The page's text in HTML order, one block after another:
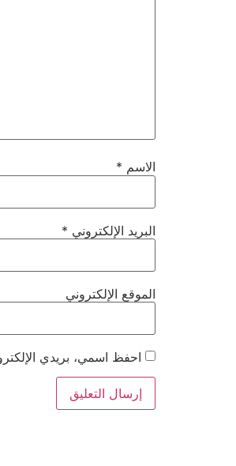
الاسم *
البريد الإلكتروني *
الموقع الإلكتروني
احفظ اسمي، بريدي